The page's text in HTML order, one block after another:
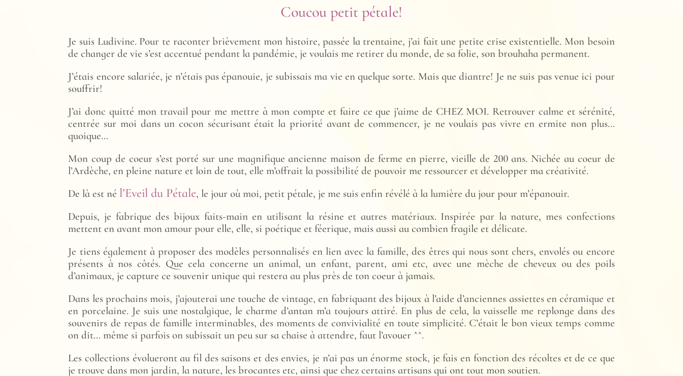
Coucou petit pétale!
Je suis Ludivine. Pour te raconter brièvement mon histoire, passée la trentaine, j’ai fait une petite crise existentielle. Mon besoin
de changer de vie s’est accentué pendant la pandémie, je voulais me retirer du monde, de sa folie, son brouhaha permanent.
J’étais encore salariée, je n’étais pas épanouie, je subissais ma vie en quelque sorte. Mais que diantre! Je ne suis pas venue ici pour
souffrir!
J’ai donc quitté mon travail pour me mettre à mon compte et faire ce que j’aime de CHEZ MOI. Retrouver calme et sérénité,
centrée sur moi dans un cocon sécurisant était la priorité avant de commencer, je ne voulais pas vivre en ermite non plus…
quoique…
Mon coup de coeur s’est porté sur une magnifique ancienne maison de ferme en pierre, vieille de 200 ans. Nichée au coeur de
l’Ardèche, en pleine nature et loin de tout, elle m’offrait la possibilité de pouvoir me ressourcer et développer ma créativité.
De là est né l’Eveil du Pétale, le jour où moi, petit pétale, je me suis enfin révélé à la lumière du jour pour m’épanouir.
Depuis, je fabrique des bijoux faits-main en utilisant la résine et autres matériaux. Inspirée par la nature, mes confections
mettent en avant mon amour pour elle, elle, si poétique et féerique, mais aussi au combien fragile et délicate.
Je tiens également à proposer des modèles personnalisés en lien avec la famille, des êtres qui nous sont chers, envolés ou encore
présents à nos côtés. Que cela concerne un animal, un enfant, parent, ami etc, avec une mèche de cheveux ou des poils
d’animaux, je capture ce souvenir unique qui restera au plus près de ton coeur à jamais.
Dans les prochains mois, j’ajouterai une touche de vintage, en fabriquant des bijoux à l’aide d’anciennes assiettes en céramique et
en porcelaine. Je suis une nostalgique, le charme d’antan m’a toujours attiré. En plus de cela, la vaisselle me replonge dans des
souvenirs de repas de famille interminables, des moments de convivialité en toute simplicité. C’était le bon vieux temps comme
on dit… même si parfois on subissait un peu sur sa chaise à attendre, faut l’avouer ^^.
Les collections évolueront au fil des saisons et des envies, je n’ai pas un énorme stock, je fais en fonction des récoltes et de ce que
je trouve dans mon jardin, la nature, les brocantes etc, ainsi que chez certains artisans qui ont tout mon soutien.